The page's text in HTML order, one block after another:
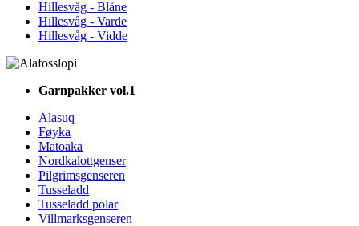
Hillesvåg - Blåne
Hillesvåg - Varde
Hillesvåg - Vidde
Garnpakker vol.1
Alasuq
Føyka
Matoaka
Nordkalottgenser
Pilgrimsgenseren
Tusseladd
Tusseladd polar
Villmarksgenseren